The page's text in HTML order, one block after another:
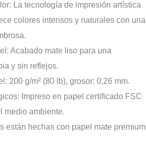
La tecnología de impresión artística
colores intensos y naturales con una
Acabado mate liso para una
y sin reflejos.
200 g/m² (80 lb), grosor: 0,26 mm.
Impreso en papel certificado FSC
medio ambiente.
están hechas con papel mate premium